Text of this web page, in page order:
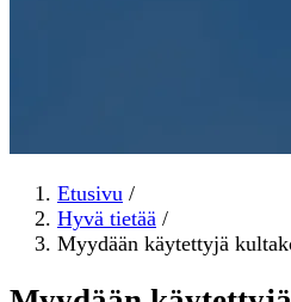
Etusivu /
Hyvä tietää /
Myydään käytettyjä